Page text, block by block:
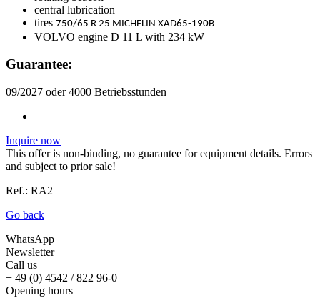
central lubrication
tires 750/65 R 25 MICHELIN XAD65-190B
VOLVO engine D 11 L with 234 kW
Guarantee:
09/2027 oder 4000 Betriebsstunden
Inquire now
This offer is non-binding, no guarantee for equipment details. Errors
and subject to prior sale!
Ref.: RA2
Go back
WhatsApp
Newsletter
Call us
+ 49 (0) 4542 / 822 96-0
Opening hours